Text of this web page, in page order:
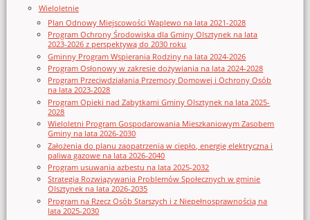
Wieloletnie
Plan Odnowy Miejscowości Waplewo na lata 2021-2028
Program Ochrony Środowiska dla Gminy Olsztynek na lata
2023-2026 z perspektywą do 2030 roku
Gminny Program Wspierania Rodziny na lata 2024-2026
Program Osłonowy w zakresie dożywiania na lata 2024-2028
Program Przeciwdziałania Przemocy Domowej i Ochrony Osób
na lata 2023-2028
Program Opieki nad Zabytkami Gminy Olsztynek na lata 2025-
2028
Wieloletni Program Gospodarowania Mieszkaniowym Zasobem
Gminy na lata 2026-2030
Założenia do planu zaopatrzenia w ciepło, energię elektryczna i
paliwa gazowe na lata 2026-2040
Program usuwania azbestu na lata 2025-2032
Strategia Rozwiązywania Problemów Społecznych w gminie
Olsztynek na lata 2026-2035
Program na Rzecz Osób Starszych i z Niepełnosprawnością na
lata 2025-2030